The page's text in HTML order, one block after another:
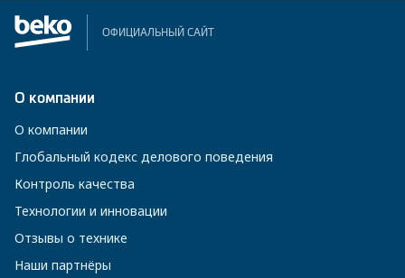
ОФИЦИАЛЬНЫЙ САЙТ
О компании
О компании
Глобальный кодекс делового поведения
Контроль качества
Технологии и инновации
Отзывы о технике
Наши партнёры